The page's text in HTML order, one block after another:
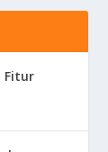
Fitur